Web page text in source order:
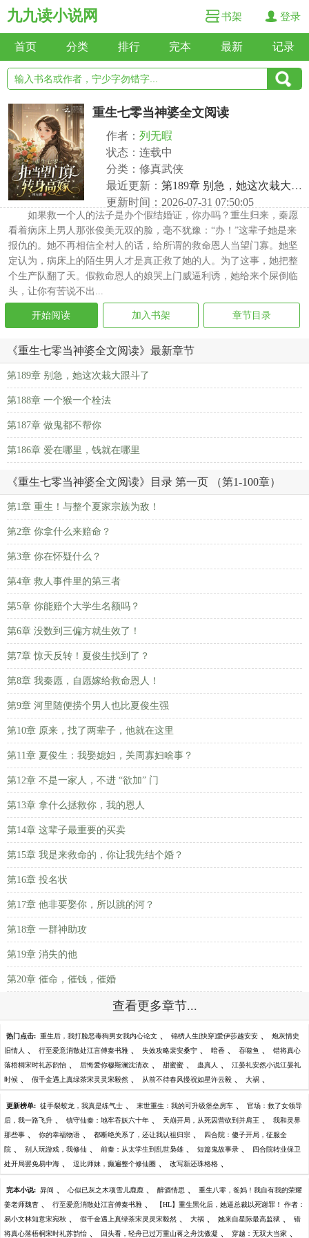
九九读小说网 书架 登录
首页 分类 排行 完本 最新 记录
重生七零当神婆全文阅读
作者： 列无暇
状态：连载中
分类：修真武侠
最近更新： 第189章 别急，她这次栽大跟斗了
更新时间：2026-07-31 07:50:05
如果救一个人的法子是办个假结婚证，你办吗？重生归来，秦愿
看着病床上男人那张俊美无双的脸，毫不犹豫：“办！”这辈子她是来
报仇的。她不再相信全村人的话，给所谓的救命恩人当望门寡。她坚
定认为，病床上的陌生男人才是真正救了她的人。为了这事，她把整
个生产队翻了天。假救命恩人的娘哭上门威逼利诱，她给来个屎倒临
头，让你有苦说不出...
开始阅读 加入书架 章节目录
《重生七零当神婆全文阅读》最新章节
第189章 别急，她这次栽大跟斗了
第188章 一个猴一个栓法
第187章 做鬼都不帮你
第186章 爱在哪里，钱就在哪里
《重生七零当神婆全文阅读》目录 第一页 （第1-100章）
第1章 重生！与整个夏家宗族为敌！
第2章 你拿什么来赔命？
第3章 你在怀疑什么？
第4章 救人事件里的第三者
第5章 你能赔个大学生名额吗？
第6章 没数到三偏方就生效了！
第7章 惊天反转！夏俊生找到了？
第8章 我秦愿，自愿嫁给救命恩人！
第9章 河里随便捞个男人也比夏俊生强
第10章 原来，找了两辈子，他就在这里
第11章 夏俊生：我娶媳妇，关周寡妇啥事？
第12章 不是一家人，不进 “欲加” 门
第13章 拿什么拯救你，我的恩人
第14章 这辈子最重要的买卖
第15章 我是来救命的，你让我先结个婚？
第16章 投名状
第17章 他非要娶你，所以跳的河？
第18章 一群神助攻
第19章 消失的他
第20章 催命，催钱，催婚
查看更多章节...
热门点击: 重生后，我打脸恶毒狗男女我内心论文 、 锦绣人生[快穿]爱伊莎越安安 、 炮灰情史
旧情人 、 行至爱意消散处江言傅秦书雅 、 失效攻略裴安桑宁 、 暗香 、 吞噬鱼 、 错将真心
落梧桐宋时礼苏韵怡 、 后悔爱你穆斯澜沈清欢 、 甜蜜蜜 、 蛊真人 、 江晏礼安然小说江晏礼
时候 、 假千金遇上真绿茶宋灵灵宋毅然 、 从前不待春风慢祝如星许云毅 、 大祸 、
更新榜单: 徒手裂蛟龙，我真是练气士 、 末世重生：我的可升级堡垒房车 、 官场：救了女领导
后，我一路飞升 、 镇守仙秦：地牢吞妖六十年 、 天崩开局，从死囚营砍到并肩王 、 我和灵界
那些事 、 你的幸福物语 、 都断绝关系了，还让我认祖归宗 、 四合院：傻子开局，征服全
院 、 别人玩游戏，我修仙 、 前秦：从太学生到乱世枭雄 、 短篇鬼故事录 、 四合院转业保卫
处开局罢免易中海 、 逗比师妹，癫遍整个修仙圈 、 改写新还珠格格 、
完本小说: 异间 、 心似已灰之木项雪儿鹿鹿 、 醉酒情思 、 重生八零，爸妈！我自有我的荣耀
姜老师魏杳 、 行至爱意消散处江言傅秦书雅 、 【HL】重生黑化后，她逼总裁以死谢罪！ 作者：
易小文林知意宋宛秋 、 假千金遇上真绿茶宋灵灵宋毅然 、 大祸 、 她来自星际最高监狱 、 错
将真心落梧桐宋时礼苏韵怡 、 回头看，轻舟已过万重山蒋之舟沈傲凝 、 穿越：无双大当家 、